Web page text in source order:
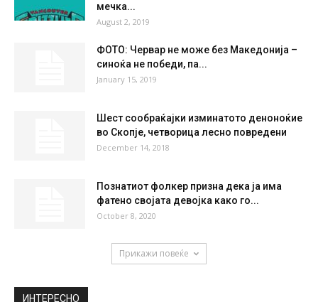
мечка...
August 2, 2019
ФОТО: Червар не може без Македонија –
синоќа не победи, па...
January 15, 2019
Шест сообраќајки изминатото деноноќие
во Скопје, четворица лесно повредени
December 14, 2018
Познатиот фолкер призна дека ја има
фатено својата девојка како го...
October 8, 2020
Прикажи повеќе
ИНТЕРЕСНО